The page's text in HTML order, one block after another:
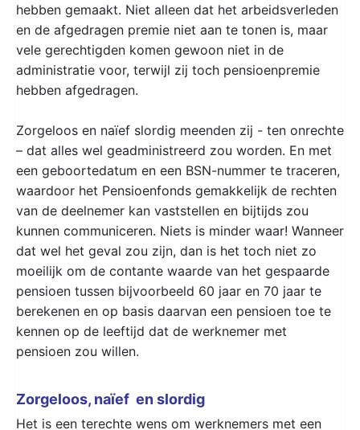
hebben gemaakt. Niet alleen dat het arbeidsverleden
en de afgedragen premie niet aan te tonen is, maar
vele gerechtigden komen gewoon niet in de
administratie voor, terwijl zij toch pensioenpremie
hebben afgedragen.
Zorgeloos en naïef slordig meenden zij - ten onrechte
– dat alles wel geadministreerd zou worden. En met
een geboortedatum en een BSN-nummer te traceren,
waardoor het Pensioenfonds gemakkelijk de rechten
van de deelnemer kan vaststellen en bijtijds zou
kunnen communiceren. Niets is minder waar! Wanneer
dat wel het geval zou zijn, dan is het toch niet zo
moeilijk om de contante waarde van het gespaarde
pensioen tussen bijvoorbeeld 60 jaar en 70 jaar te
berekenen en op basis daarvan een pensioen toe te
kennen op de leeftijd dat de werknemer met
pensioen zou willen.
Zorgeloos, naïef en slordig
Het is een terechte wens om werknemers met een